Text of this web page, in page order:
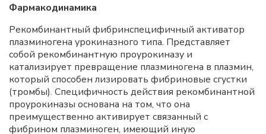
Фармакодинамика
Рекомбинантный фибринспецифичный активатор
плазминогена урокиназного типа. Представляет
собой рекомбинантную проурокиназу и
катализирует превращение плазминогена в плазмин,
который способен лизировать фибриновые сгустки
(тромбы). Специфичность действия рекомбинантной
проурокиназы основана на том, что она
преимущественно активирует связанный с
фибрином плазминоген, имеющий иную